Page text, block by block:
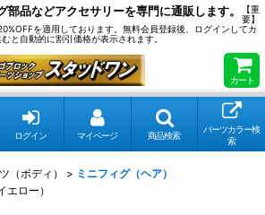
部品などアクセサリーを専門に通販します。
【重
要】
を適用しております。無料会員登録後、ログインしてカ
と自動的に割引価格が表示されます。
カート
ログイン マイページ 商品検索
パーツカラー検
索
（ボディ） > ミニフィグ（ヘア）
ロー）